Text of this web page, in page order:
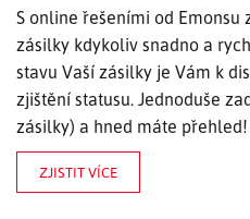
S online řešeními od
zásilky kdykoliv snadno a
stavu Vaší zásilky je Vám k
zjištění statusu. Jednoduše
zásilky) a hned máte přehled!
ZJISTIT VÍCE